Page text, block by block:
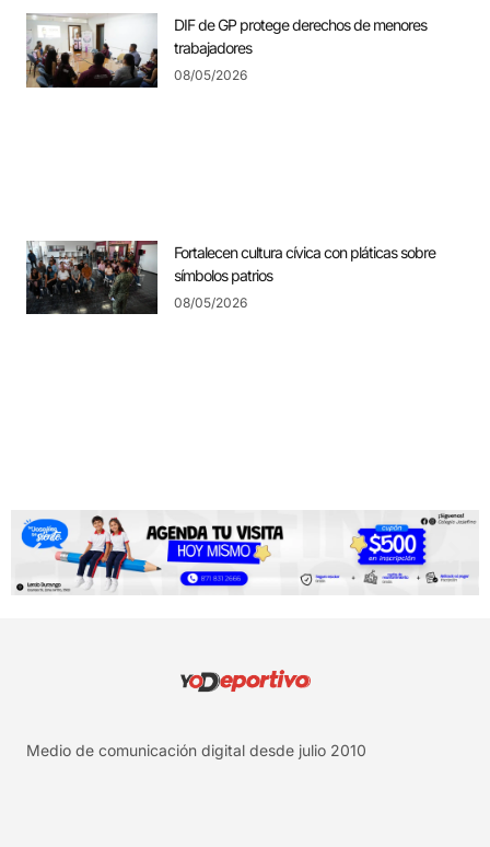
DIF de GP protege derechos de menores
trabajadores
08/05/2026
Fortalecen cultura cívica con pláticas sobre
símbolos patrios
08/05/2026
Medio de comunicación digital desde julio 2010